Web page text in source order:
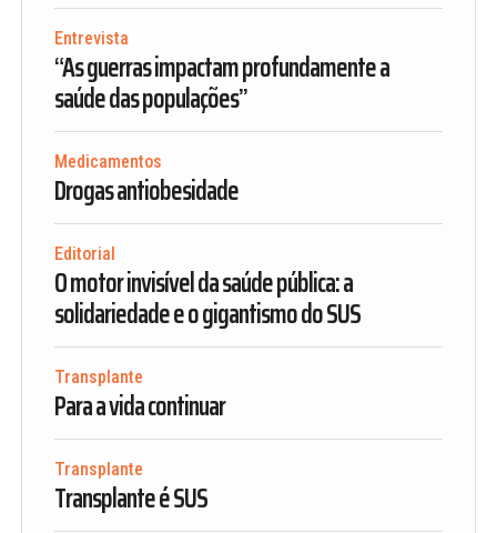
Entrevista
“As guerras impactam profundamente a
saúde das populações”
Medicamentos
Drogas antiobesidade
Editorial
O motor invisível da saúde pública: a
solidariedade e o gigantismo do SUS
Transplante
Para a vida continuar
Transplante
Transplante é SUS